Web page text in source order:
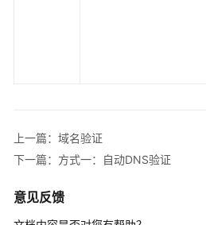
SSL
证
提
上一篇：域名验证
下一篇：方式一：自动DNS验证
意见反馈